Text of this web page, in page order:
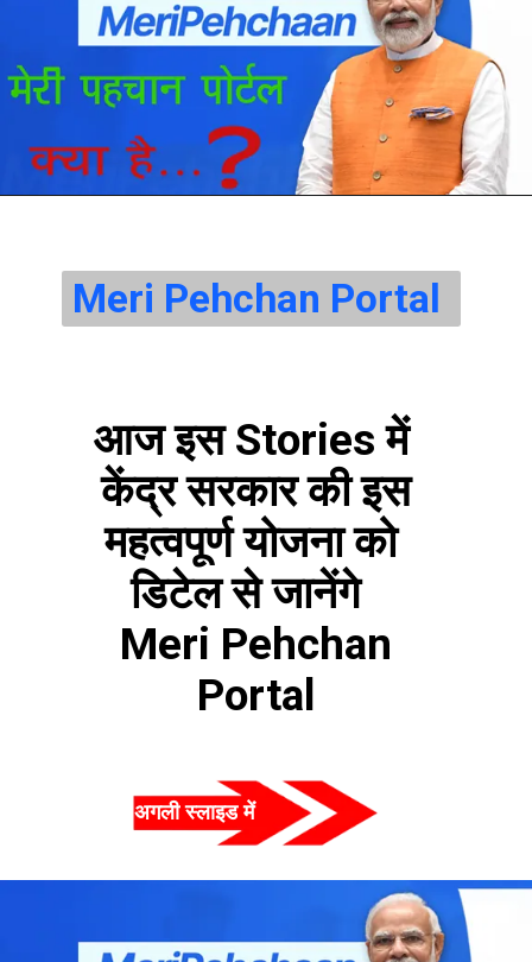
आज इस Stories में
केंद्र सरकार की इस
महत्वपूर्ण योजना को
डिटेल से जानेंगे
Meri Pehchan
Portal
Meri Pehchan Portal
अगली स्लाइड में